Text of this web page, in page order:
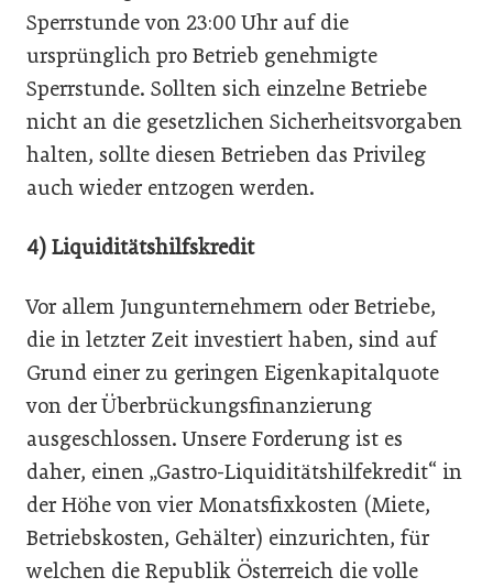
Sperrstunde von 23:00 Uhr auf die
ursprünglich pro Betrieb genehmigte
Sperrstunde. Sollten sich einzelne Betriebe
nicht an die gesetzlichen Sicherheitsvorgaben
halten, sollte diesen Betrieben das Privileg
auch wieder entzogen werden.
4) Liquiditätshilfskredit
Vor allem Jungunternehmern oder Betriebe,
die in letzter Zeit investiert haben, sind auf
Grund einer zu geringen Eigenkapitalquote
von der Überbrückungsfinanzierung
ausgeschlossen. Unsere Forderung ist es
daher, einen „Gastro-Liquiditätshilfekredit“ in
der Höhe von vier Monatsfixkosten (Miete,
Betriebskosten, Gehälter) einzurichten, für
welchen die Republik Österreich die volle